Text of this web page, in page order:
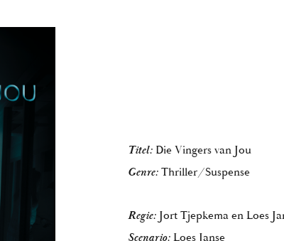
Titel: Die Vingers van Jou
Genre: Thriller/Suspense
Regie: Jort Tjepkema en Loes
Scenario: Loes Janse